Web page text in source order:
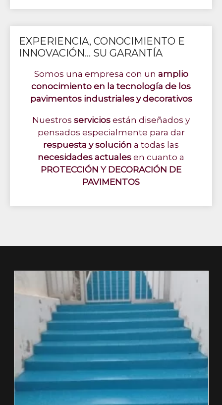
EXPERIENCIA, CONOCIMIENTO E
INNOVACIÓN... SU GARANTÍA
Somos una empresa con un amplio
conocimiento en la tecnología de los
pavimentos industriales y decorativos
Nuestros servicios están diseñados y
pensados especialmente para dar
respuesta y solución a todas las
necesidades actuales en cuanto a
PROTECCIÓN Y DECORACIÓN DE
PAVIMENTOS